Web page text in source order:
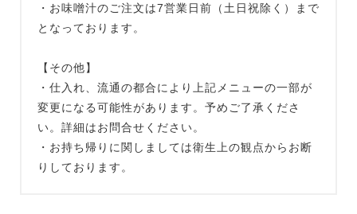
・お味噌汁のご注文は7営業日前（土日祝除く）まで
となっております。
【その他】
・仕入れ、流通の都合により上記メニューの一部が
変更になる可能性があります。予めご了承くださ
い。詳細はお問合せください。
・お持ち帰りに関しましては衛生上の観点からお断
りしております。